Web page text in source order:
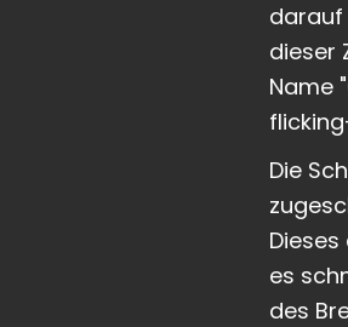
darauf
dieser
Name
Die
es
des